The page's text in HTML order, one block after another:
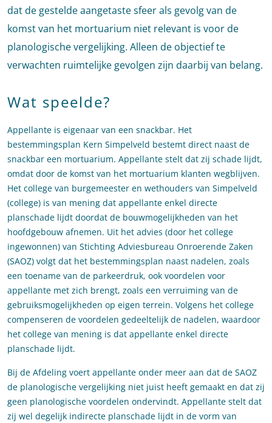
dat de gestelde aangetaste sfeer als gevolg van de
komst van het mortuarium niet relevant is voor de
planologische vergelijking. Alleen de objectief te
verwachten ruimtelijke gevolgen zijn daarbij van belang.
Wat speelde?
Appellante is eigenaar van een snackbar. Het
bestemmingsplan Kern Simpelveld bestemt direct naast de
snackbar een mortuarium. Appellante stelt dat zij schade lijdt,
omdat door de komst van het mortuarium klanten wegblijven.
Het college van burgemeester en wethouders van Simpelveld
(college) is van mening dat appellante enkel directe
planschade lijdt doordat de bouwmogelijkheden van het
hoofdgebouw afnemen. Uit het advies (door het college
ingewonnen) van Stichting Adviesbureau Onroerende Zaken
(SAOZ) volgt dat het bestemmingsplan naast nadelen, zoals
een toename van de parkeerdruk, ook voordelen voor
appellante met zich brengt, zoals een verruiming van de
gebruiksmogelijkheden op eigen terrein. Volgens het college
compenseren de voordelen gedeeltelijk de nadelen, waardoor
het college van mening is dat appellante enkel directe
planschade lijdt.
Bij de Afdeling voert appellante onder meer aan dat de SAOZ
de planologische vergelijking niet juist heeft gemaakt en dat zij
geen planologische voordelen ondervindt. Appellante stelt dat
zij wel degelijk indirecte planschade lijdt in de vorm van